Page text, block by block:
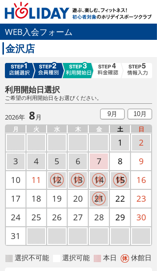
WEB入会フォーム
金沢店
利用開始日選択
ご希望の利用開始日をお選びください。
2026年 8月 9月 10月
月 火 水 木 金 土 日
1
2
3
4 5 6 7 8
9
10
11 12 13 14 15
16
17
18 19 20 21 22
23
24
25 26 27 28 29
30
31
選択不可能 選択可能 本日 休館日